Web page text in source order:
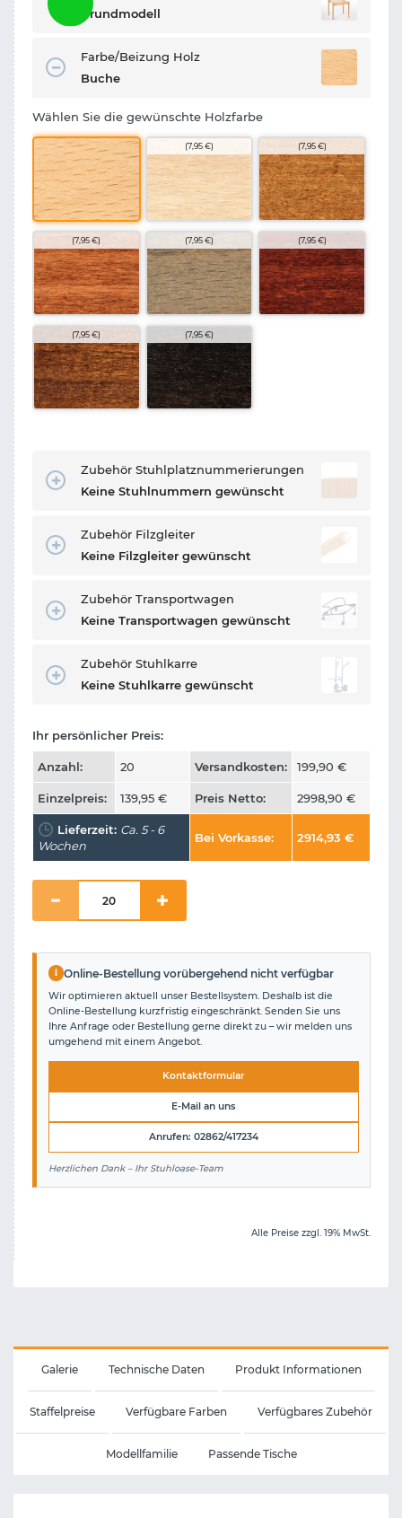
Grundmodell
Farbe/Beizung Holz
Buche
Wählen Sie die gewünschte Holzfarbe
(7,95 €) (7,95 €)
(7,95 €) (7,95 €) (7,95 €)
(7,95 €) (7,95 €)
Zubehör Stuhlplatznummerierungen
Keine Stuhlnummern gewünscht
Zubehör Filzgleiter
Keine Filzgleiter gewünscht
Zubehör Transportwagen
Keine Transportwagen gewünscht
Zubehör Stuhlkarre
Keine Stuhlkarre gewünscht
Ihr persönlicher Preis:
Anzahl: 20 Versandkosten: 199,90 €
Einzelpreis: 139,95 € Preis Netto: 2998,90 €
Lieferzeit: Ca. 5 - 6
Wochen
Bei Vorkasse: 2914,93 €
i Online-Bestellung vorübergehend nicht verfügbar
Wir optimieren aktuell unser Bestellsystem. Deshalb ist die
Online-Bestellung kurzfristig eingeschränkt. Senden Sie uns
Ihre Anfrage oder Bestellung gerne direkt zu – wir melden uns
umgehend mit einem Angebot.
Kontaktformular
E-Mail an uns
Anrufen: 02862/417234
Herzlichen Dank – Ihr Stuhloase-Team
Alle Preise zzgl. 19% MwSt.
Galerie Technische Daten Produkt Informationen
Staffelpreise Verfügbare Farben Verfügbares Zubehör
Modellfamilie Passende Tische